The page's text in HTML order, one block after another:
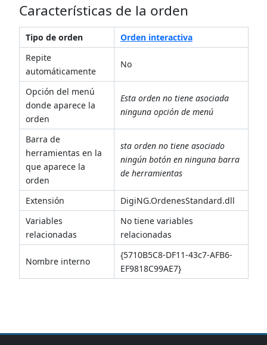
Características de la orden
Tipo de orden
Orden interactiva
Repite
automáticamente
No
Opción del menú
donde aparece la
orden
Esta orden no tiene asociada
ninguna opción de menú
Barra de
herramientas en la
que aparece la
orden
sta orden no tiene asociado
ningún botón en ninguna barra
de herramientas
Extensión
DigiNG.OrdenesStandard.dll
Variables
relacionadas
No tiene variables
relacionadas
Nombre interno
{5710B5C8-DF11-43c7-AFB6-
EF9818C99AE7}